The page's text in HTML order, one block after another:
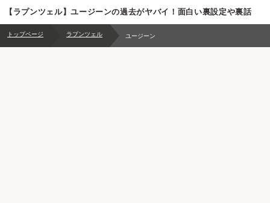
【ラプンツェル】ユージーンの過去がヤバイ！面白い裏設定や裏話
トップページ ラプンツェル ユージーン